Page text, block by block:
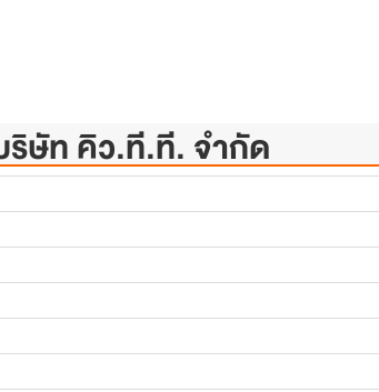
ริษัท คิว.ที.ที. จำกัด